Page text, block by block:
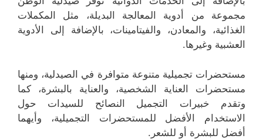
مجموعة من أدوية المعالجة البديلة، مثل المكملات
الغذائية، والمعادن، والفيتامينات، بالإضافة إلى الأدوية
العشبية وغيرها.
مستحضرات تجميلية متنوعة متوافرة في الصيدلية، ومنها
مستحضرات العناية الشخصية، والعناية بالبشرة، كما
وتقدم خبيرات التجميل النصائح للسيدات حول
الاستخدام الأفضل للمستحضرات التجميلية، وأيهما
أفضل للبشرة أو للشعر.